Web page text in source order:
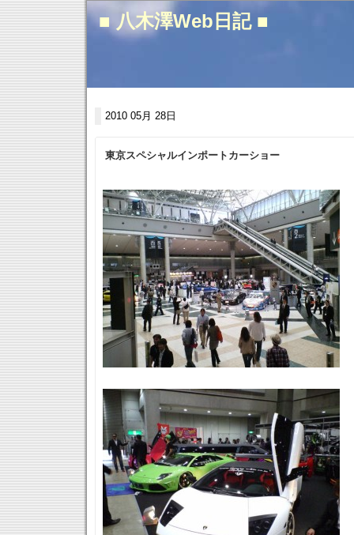
■ 八木澤Web日記 ■
2010 05月 28日
東京スペシャルインポートカーショー